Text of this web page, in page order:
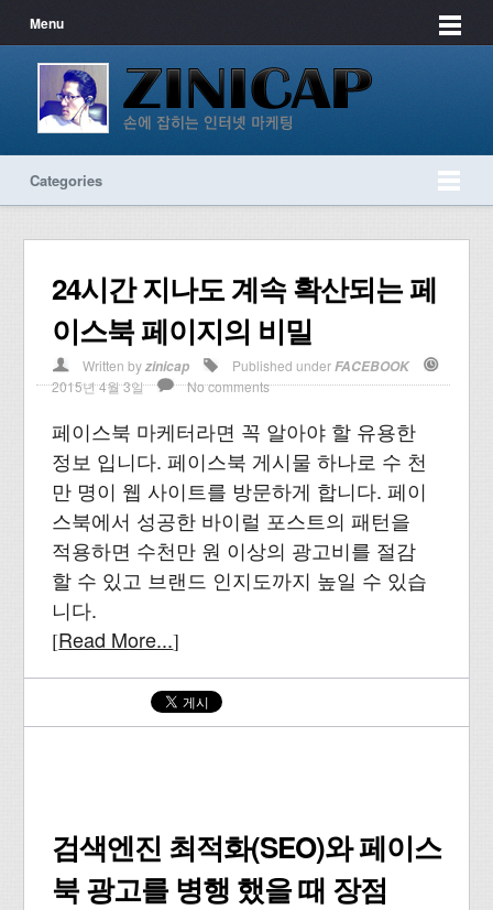
Menu
Categories
24시간 지나도 계속 확산되는 페
이스북 페이지의 비밀
Written byzinicap Published underFACEBOOK
2015년 4월 3일
No comments
페이스북 마케터라면 꼭 알아야 할 유용한
정보 입니다. 페이스북 게시물 하나로 수 천
만 명이 웹 사이트를 방문하게 합니다. 페이
스북에서 성공한 바이럴 포스트의 패턴을
적용하면 수천만 원 이상의 광고비를 절감
할 수 있고 브랜드 인지도까지 높일 수 있습
니다.
[Read More...]
검색엔진 최적화(SEO)와 페이스
북 광고를 병행 했을 때 장점